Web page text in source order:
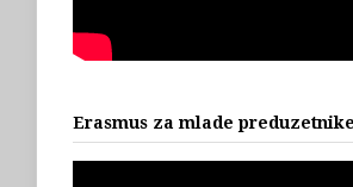
Erasmus za mlade preduzetnike